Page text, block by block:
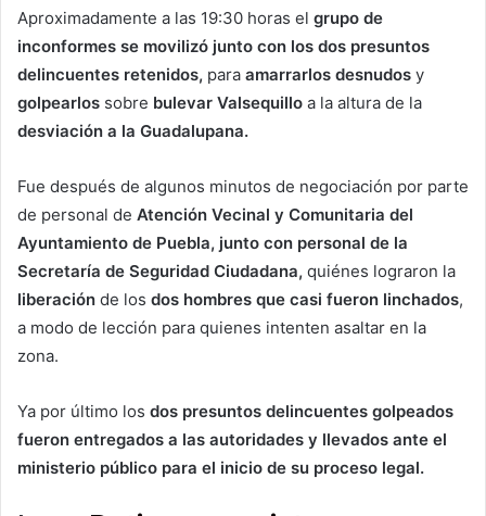
Aproximadamente a las 19:30 horas el grupo de
inconformes se movilizó junto con los dos presuntos
delincuentes retenidos, para amarrarlos desnudos y
golpearlos sobre bulevar Valsequillo a la altura de la
desviación a la Guadalupana.
Fue después de algunos minutos de negociación por parte
de personal de Atención Vecinal y Comunitaria del
Ayuntamiento de Puebla, junto con personal de la
Secretaría de Seguridad Ciudadana, quiénes lograron la
liberación de los dos hombres que casi fueron linchados,
a modo de lección para quienes intenten asaltar en la
zona.
Ya por último los dos presuntos delincuentes golpeados
fueron entregados a las autoridades y llevados ante el
ministerio público para el inicio de su proceso legal.